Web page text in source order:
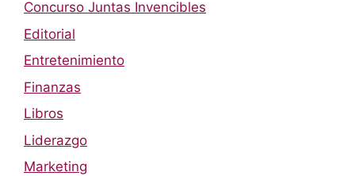
Concurso Juntas Invencibles
Editorial
Entretenimiento
Finanzas
Libros
Liderazgo
Marketing